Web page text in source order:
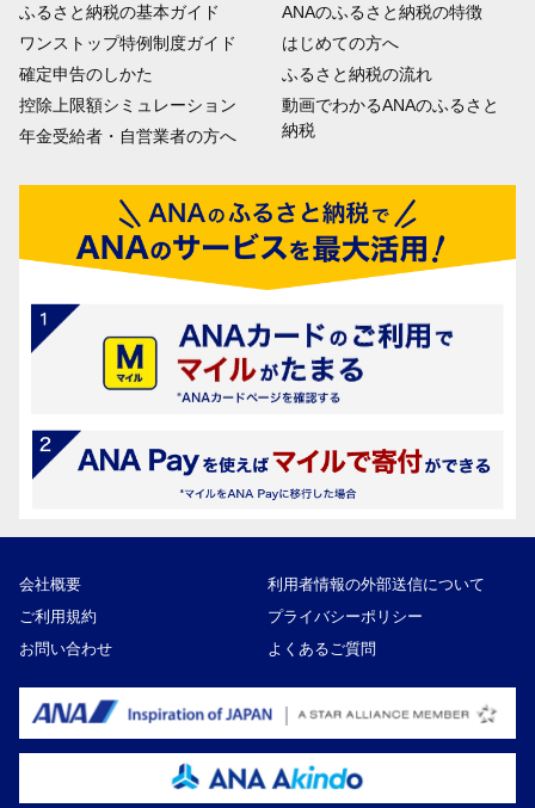
ふるさと納税の基本ガイド
ワンストップ特例制度ガイド
確定申告のしかた
控除上限額シミュレーション
年金受給者・自営業者の方へ
ANAのふるさと納税の特徴
はじめての方へ
ふるさと納税の流れ
動画でわかるANAのふるさと
納税
会社概要
利用者情報の外部送信について
ご利用規約
プライバシーポリシー
お問い合わせ
よくあるご質問